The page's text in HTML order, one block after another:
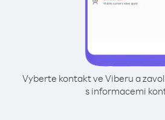
Vyberte kontakt ve Viberu a
s informacemi